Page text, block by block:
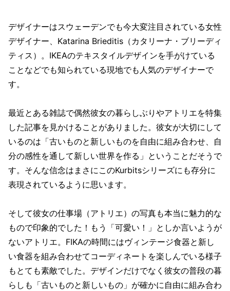
デザイナーはスウェーデンでも今大変注目されている女性
デザイナー、Katarina Brieditis（カタリーナ・ブリーディ
ティス）。IKEAのテキスタイルデザインを手がけている
ことなどでも知られている現地でも人気のデザイナーで
す。
最近とある雑誌で偶然彼女の暮らしぶりやアトリエを特集
した記事を見かけることがありました。彼女が大切にして
いるのは「古いものと新しいものを自由に組み合わせ、自
分の感性を通して新しい世界を作る」ということだそうで
す。そんな信念はまさにこのKurbitsシリーズにも存分に
表現されているように思います。
そして彼女の仕事場（アトリエ）の写真も本当に魅力的な
もので印象的でした！もう「可愛い！」としか言いようが
ないアトリエ。FIKAの時間にはヴィンテージ食器と新し
い食器を組み合わせてコーディネートを楽しんでいる様子
もとても素敵でした。デザインだけでなく彼女の普段の暮
らしも「古いものと新しいもの」が確かに自由に組み合わ